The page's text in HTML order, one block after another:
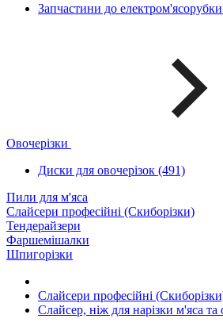
Запчастини до
Овочерізки
Диски для овочерізок (491)
Пили для м'яса
Слайсери професійні (Скиборізки)
Тендерайзери
Фаршемішалки
Шпигорізки
Слайсери професійні
Слайсер, ніж для нарізки м'яса